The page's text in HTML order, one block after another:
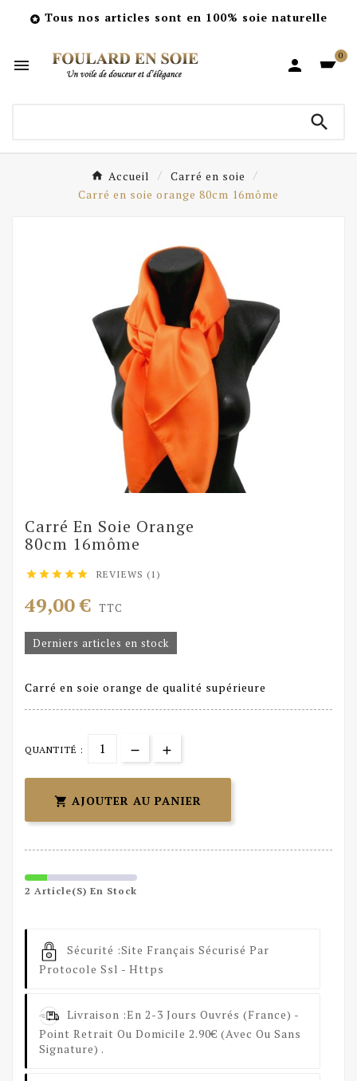
 Tous nos articles sont en 100% soie naturelle
 
0

Accueil
Carré en soie
Carré en soie orange 80cm 16môme
Carré En Soie Orange
80cm 16môme
     REVIEWS (1)
49,00 € TTC
Derniers articles en stock
Carré en soie orange de qualité supérieure
QUANTITÉ :
 AJOUTER AU PANIER
2 Article(s) En Stock
Sécurité :Site Français Sécurisé Par
Protocole Ssl - Https
Livraison :En 2-3 Jours Ouvrés (France) -
Point Retrait Ou Domicile 2.90€ (avec Ou Sans
Signature) .